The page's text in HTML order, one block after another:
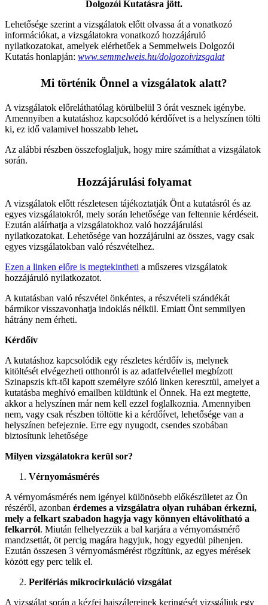
Dolgozói Kutatásra jött.
Lehetősége szerint a vizsgálatok előtt olvassa át a vonatkozó
információkat, a vizsgálatokra vonatkozó hozzájáruló
nyilatkozatokat, amelyek elérhetőek a Semmelweis Dolgozói
Kutatás honlapján: www.semmelweis.hu/dolgozoivizsgalat
Mi történik Önnel a vizsgálatok alatt?
A vizsgálatok előreláthatólag körülbelül 3 órát vesznek igénybe.
Amennyiben a kutatáshoz kapcsolódó kérdőívet is a helyszínen tölti
ki, ez idő valamivel hosszabb lehet.
Az alábbi részben összefoglaljuk, hogy mire számíthat a vizsgálatok
során.
Hozzájárulási folyamat
A vizsgálatok előtt részletesen tájékoztatják Önt a kutatásról és az
egyes vizsgálatokról, mely során lehetősége van feltennie kérdéseit.
Ezután aláírhatja a vizsgálatokhoz való hozzájárulási
nyilatkozatokat. Lehetősége van hozzájárulni az összes, vagy csak
egyes vizsgálatokban való részvételhez.
Ezen a linken előre is megtekintheti a műszeres vizsgálatok
hozzájáruló nyilatkozatot.
A kutatásban való részvétel önkéntes, a részvételi szándékát
bármikor visszavonhatja indoklás nélkül. Emiatt Önt semmilyen
hátrány nem érheti.
Kérdőív
A kutatáshoz kapcsolódik egy részletes kérdőív is, melynek
kitöltését elvégezheti otthonról is az adatfelvétellel megbízott
Szinapszis kft-től kapott személyre szóló linken keresztül, amelyet a
kutatásba meghívó emailben küldtünk el Önnek. Ha ezt megtette,
akkor a helyszínen már nem kell ezzel foglalkoznia. Amennyiben
nem, vagy csak részben töltötte ki a kérdőívet, lehetősége van a
helyszínen befejeznie. Erre egy nyugodt, csendes szobában
biztosítunk lehetősége
Milyen vizsgálatokra kerül sor?
Vérnyomásmérés
A vérnyomásmérés nem igényel különösebb előkészületet az Ön
részéről, azonban érdemes a vizsgálatra olyan ruhában érkezni,
mely a felkart szabadon hagyja vagy könnyen eltávolítható a
felkarról. Miután felhelyezzük a bal karjára a vérnyomásmérő
mandzsettát, öt percig magára hagyjuk, hogy egyedül pihenjen.
Ezután összesen 3 vérnyomásmérést rögzítünk, az egyes mérések
között egy perc telik el.
Perifériás mikrocirkuláció vizsgálat
A vizsgálat során a kézfej hajszálereinek keringését vizsgáljuk egy